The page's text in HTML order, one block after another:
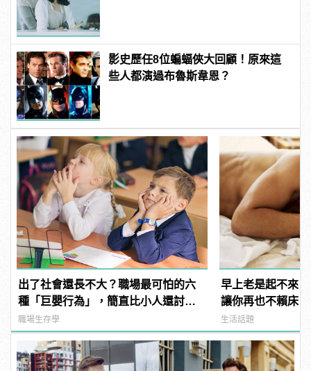
影史歷任8位蝙蝠俠大回顧！原來這
些人都演過布魯斯韋恩？
出了社會還長不大？職場最可怕的六
種「巨嬰行為」，簡直比小人還討
厭！
職場生存學
早上老是起不來
讓你再也不賴床！
生活話題